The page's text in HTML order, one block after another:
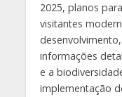
2025, planos
visitantes
informações
e a
implementação